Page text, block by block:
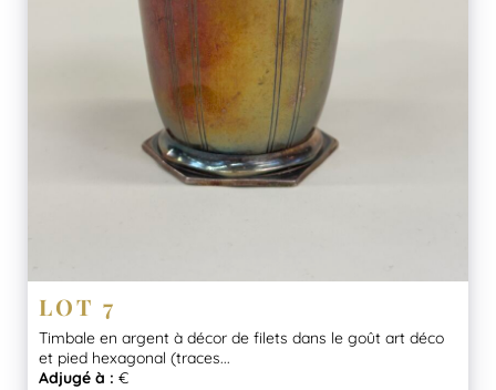
LOT 7
Timbale en argent à décor de filets dans le goût art déco
et pied hexagonal (traces...
Adjugé à : €